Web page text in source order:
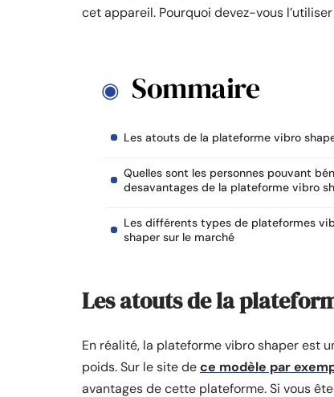
cet appareil. Pourquoi devez-vous
Sommaire
Les atouts de la plateforme vibro
Quelles sont les personnes pouvant
desavantages de la plateforme vibro
Les différents types de plateformes
shaper sur le marché
Les atouts de la
En réalité, la plateforme vibro shaper est
poids. Sur le site dece modèle par
avantages de cette plateforme. Si vous